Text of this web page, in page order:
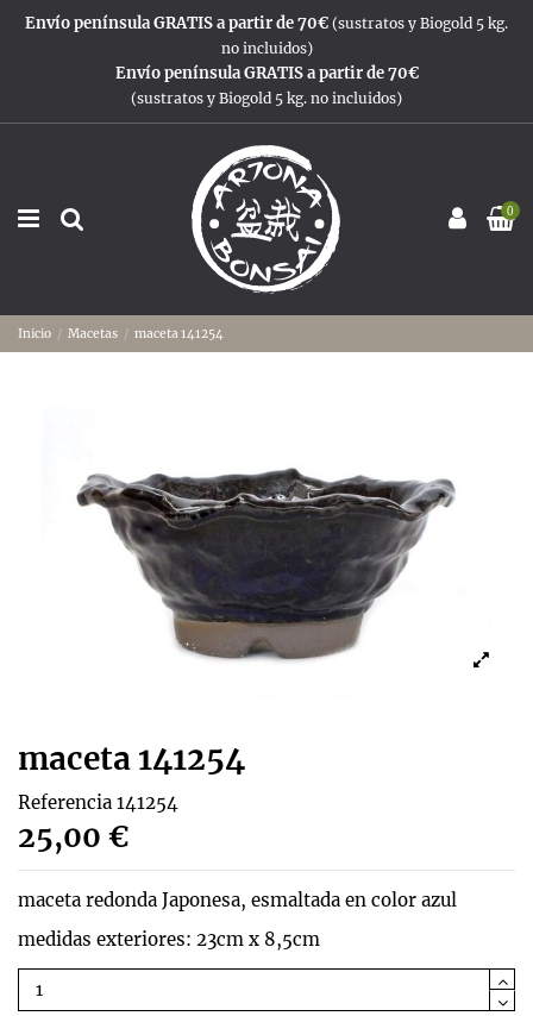
Envío península GRATIS a partir de 70€ (sustratos y Biogold 5 kg.
no incluidos)
Envío península GRATIS a partir de 70€
(sustratos y Biogold 5 kg. no incluidos)
0
Inicio Macetas maceta 141254
maceta 141254
Referencia 141254
25,00 €
maceta redonda Japonesa, esmaltada en color azul
medidas exteriores: 23cm x 8,5cm